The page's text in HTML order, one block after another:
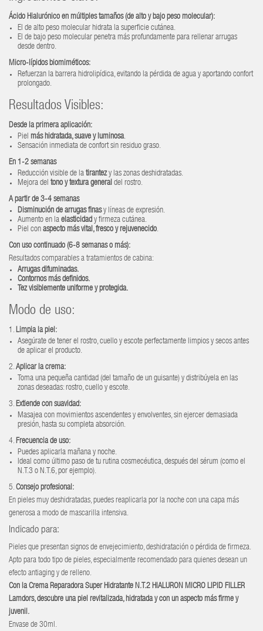
Ácido Hialurónico en múltiples tamaños (de alto y bajo peso molecular):
El de alto peso molecular hidrata la superficie cutánea.
El de bajo peso molecular penetra más profundamente para rellenar arrugas
desde dentro.
Micro-lípidos biomiméticos:
Refuerzan la barrera hidrolipídica, evitando la pérdida de agua y aportando confort
prolongado.
Resultados Visibles:
Desde la primera aplicación:
Piel más hidratada, suave y luminosa.
Sensación inmediata de confort sin residuo graso.
En 1-2 semanas
Reducción visible de la tirantezy las zonas deshidratadas.
Mejora del tono y textura general del rostro.
A partir de 3-4 semanas
Disminución de arrugas finasy líneas de expresión.
Aumento en la elasticidad y firmeza cutánea.
Piel con aspecto más vital, fresco y rejuvenecido.
Con uso continuado (6-8 semanas o más):
Resultados comparables a tratamientos de cabina:
Arrugas difuminadas.
Contornos más definidos.
Tez visiblemente uniforme y protegida.
Modo de uso:
1. Limpia la piel:
Asegúrate de tener el rostro, cuello y escote perfectamente limpios y secos antes
de aplicar el producto.
2. Aplicar la crema:
Toma una pequeña cantidad (del tamaño de un guisante) y distribúyela en las
zonas deseadas: rostro, cuello y escote.
3. Extiende con suavidad:
Masajea con movimientos ascendentes y envolventes, sin ejercer demasiada
presión, hasta su completa absorción.
4. Frecuencia de uso:
Puedes aplicarla mañana y noche.
Ideal como último paso de tu rutina cosmecéutica, después del sérum (como el
N.T.3 o N.T.6, por ejemplo).
5. Consejo profesional:
En pieles muy deshidratadas, puedes reaplicarla por la noche con una capa más
generosa a modo de mascarilla intensiva.
Indicado para:
Pieles que presentan signos de envejecimiento, deshidratación o pérdida de firmeza.
Apto para todo tipo de pieles, especialmente recomendado para quienes desean un
efecto antiaging y de relleno.
Con la Crema Reparadora Super Hidratante N.T.2 HIALURON MICRO LIPID FILLER
Lamdors, descubre una piel revitalizada, hidratada y con un aspecto más firme y
juvenil.
Envase de 30ml.